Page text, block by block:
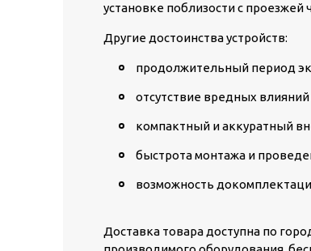
установке поблизости с проезжей
Другие достоинства устройств:
продолжительный период
отсутствие вредных
компактный и аккуратный
быстрота монтажа и
возможность
Доставка товара доступна по